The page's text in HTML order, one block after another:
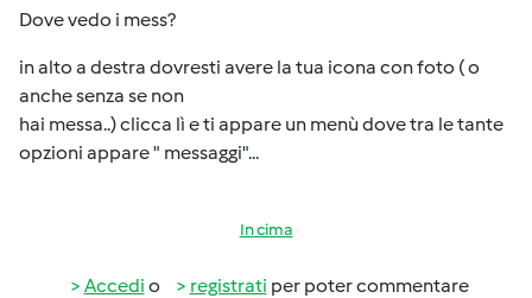
Dove vedo i mess?
in alto a destra dovresti avere la tua icona con foto ( o
anche senza se non
hai messa..) clicca lì e ti appare un menù dove tra le tante
opzioni appare " messaggi"...
In cima
Accedi o registrati per poter commentare